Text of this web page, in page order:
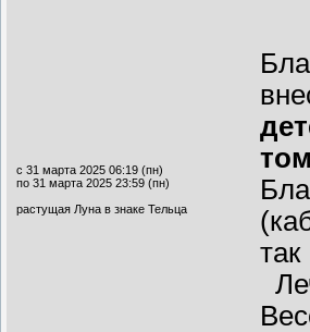
с 31 марта 2025 06:19 (пн)
по 31 марта 2025 23:59 (пн)
растущая Луна в знаке Тельца